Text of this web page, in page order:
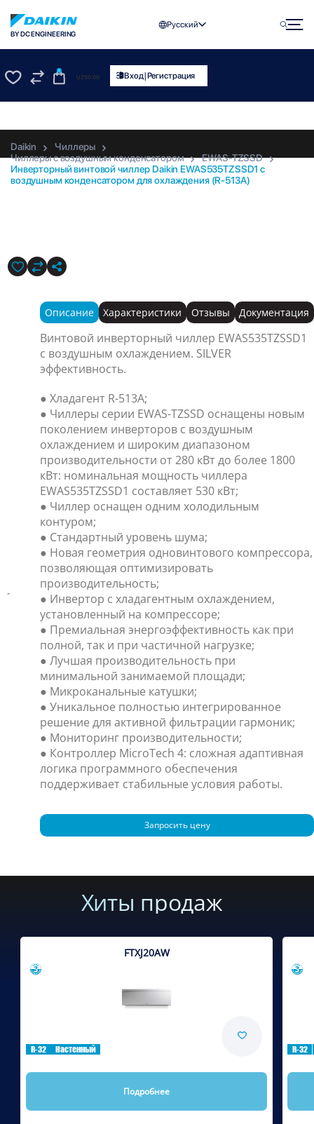
BY DC ENGINEERING
Русский
0
UZS0.00 Вход|Регистрация
Daikin
Чиллеры
Чиллеры с воздушным конденсатором
EWAS-TZSSD
Инверторный винтовой чиллер Daikin EWAS535TZSSD1 с
воздушным конденсатором для охлаждения (R-513A)
Описание Характеристики Отзывы Документация
Винтовой инверторный чиллер EWAS535TZSSD1
с воздушным охлаждением. SILVER
эффективность.
● Хладагент R-513A;
● Чиллеры серии EWAS-TZSSD оснащены новым
поколением инверторов с воздушным
охлаждением и широким диапазоном
производительности от 280 кВт до более 1800
кВт: номинальная мощность чиллера
EWAS535TZSSD1 составляет 530 кВт;
● Чиллер оснащен одним холодильным
контуром;
● Стандартный уровень шума;
● Новая геометрия одновинтового компрессора,
позволяющая оптимизировать
производительность;
● Инвертор с хладагентным охлаждением,
установленный на компрессоре;
● Премиальная энергоэффективность как при
полной, так и при частичной нагрузке;
● Лучшая производительность при
минимальной занимаемой площади;
● Микроканальные катушки;
● Уникальное полностью интегрированное
решение для активной фильтрации гармоник;
● Мониторинг производительности;
● Контроллер MicroTech 4: сложная адаптивная
логика программного обеспечения
поддерживает стабильные условия работы.
Запросить цену
Хиты продаж
FTXJ20AW
R-32 Настенный
Подробнее
R-32